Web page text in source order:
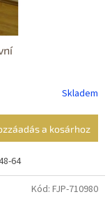
Skladem
a kosárhoz
64
Kód: FJP-710980